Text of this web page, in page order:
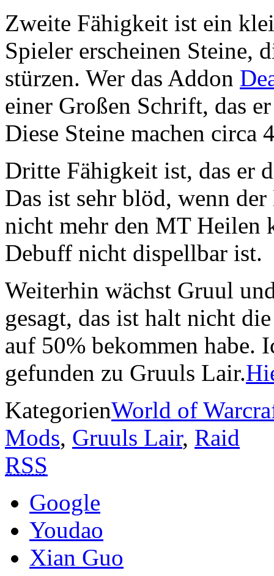
Zweite Fähigkeit ist ein
Spieler erscheinen Steine,
stürzen. Wer das Addon
einer Großen Schrift, das
Diese Steine machen circa
Dritte Fähigkeit ist, das er
Das ist sehr blöd, wenn
nicht mehr den MT Heilen
Debuff nicht dispellbar ist.
Weiterhin wächst Gruul
gesagt, das ist halt nicht
auf 50% bekommen habe.
gefunden zu Gruuls Lair.
KategorienWorld of
Mods, Gruuls Lair, Raid
RSS
Google
Youdao
Xian Guo